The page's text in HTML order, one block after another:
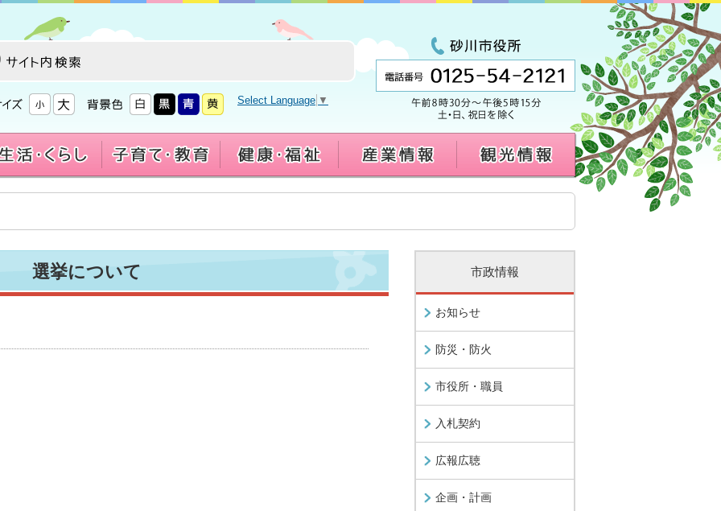
Select Language ▼
選挙について 市政情報
お知らせ
防災・防火
市役所・職員
入札契約
広報広聴
企画・計画